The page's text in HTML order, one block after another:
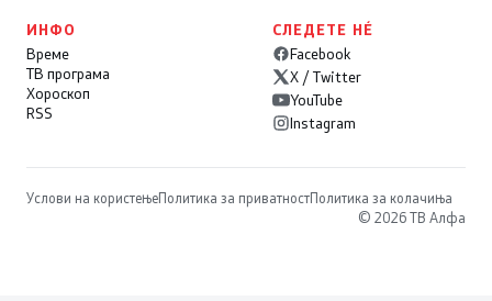
ИНФО
Време
ТВ програма
Хороскоп
RSS
СЛЕДЕТЕ НÉ
Facebook
X / Twitter
YouTube
Instagram
Услови на користењеПолитика за приватностПолитика за колачиња
© 2026 ТВ Алфа